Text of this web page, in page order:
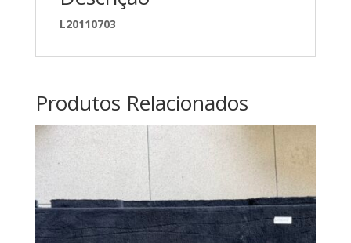
L20110703
Produtos Relacionados